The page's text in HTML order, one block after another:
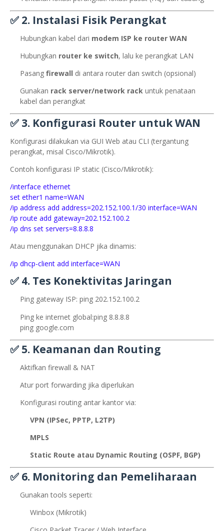
✅ 2. Instalasi Fisik Perangkat
Hubungkan kabel dari modem ISP ke router WAN
Hubungkan router ke switch, lalu ke perangkat LAN
Pasang firewall di antara router dan switch (opsional)
Gunakan rack server/network rack untuk penataan
kabel dan perangkat
✅ 3. Konfigurasi Router untuk WAN
Konfigurasi dilakukan via GUI Web atau CLI (tergantung
perangkat, misal Cisco/Mikrotik).
Contoh konfigurasi IP static (Cisco/Mikrotik):
/interface ethernet
set ether1 name=WAN
/ip address add address=202.152.100.1/30 interface=WAN
/ip route add gateway=202.152.100.2
/ip dns set servers=8.8.8.8
Atau menggunakan DHCP jika dinamis:
/ip dhcp-client add interface=WAN
✅ 4. Tes Konektivitas Jaringan
Ping gateway ISP: ping 202.152.100.2
Ping ke internet global:ping 8.8.8.8
ping google.com
✅ 5. Keamanan dan Routing
Aktifkan firewall & NAT
Atur port forwarding jika diperlukan
Konfigurasi routing antar kantor via:
VPN (IPSec, PPTP, L2TP)
MPLS
Static Route atau Dynamic Routing (OSPF, BGP)
✅ 6. Monitoring dan Pemeliharaan
Gunakan tools seperti:
Winbox (Mikrotik)